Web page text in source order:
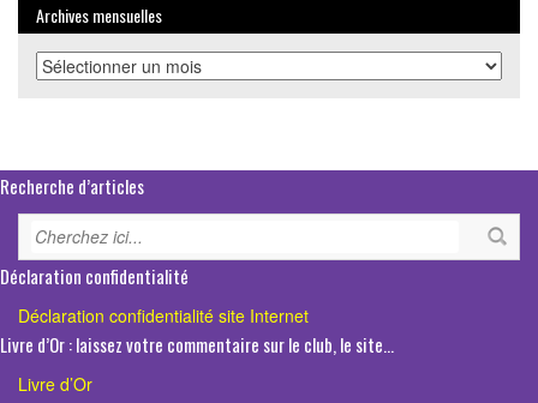
Archives mensuelles
Archives
mensuelles
Recherche d’articles
Déclaration confidentialité
Déclaration confidentialité site Internet
Livre d’Or : laissez votre commentaire sur le club, le site…
Livre d’Or